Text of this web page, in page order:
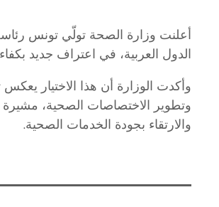
أعلنت وزارة الصحة تولّي تونس رئاسة
الدول العربية، في اعتراف جديد
وأكدت الوزارة أن هذا الاختيار
وتطوير الاختصاصات الصحية،
والارتقاء بجودة الخدمات الصحية.